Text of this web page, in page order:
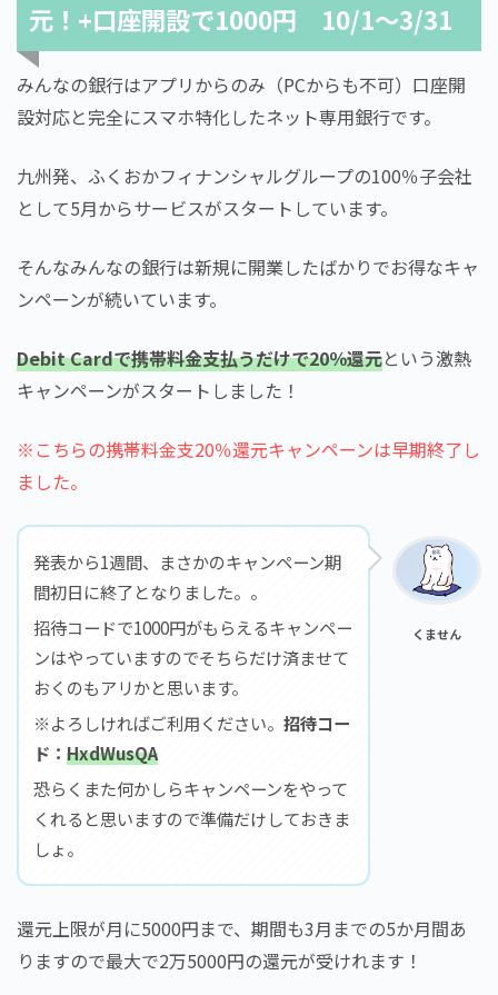
元！+口座開設で1000円 10/1～3/31
みんなの銀行はアプリからのみ（PCからも不可）口座開
設対応と完全にスマホ特化したネット専用銀行です。
九州発、ふくおかフィナンシャルグループの100％子会社
として5月からサービスがスタートしています。
そんなみんなの銀行は新規に開業したばかりでお得なキャ
ンペーンが続いています。
Debit Cardで携帯料金支払うだけで20％還元という激熱
キャンペーンがスタートしました！
※こちらの携帯料金支20％還元キャンペーンは早期終了し
ました。
発表から1週間、まさかのキャンペーン期
間初日に終了となりました。。
招待コードで1000円がもらえるキャンペー
ンはやっていますのでそちらだけ済ませて
おくのもアリかと思います。
※よろしければご利用ください。 招待コー
ド： HxdWusQA
恐らくまた何かしらキャンペーンをやって
くれると思いますので準備だけしておきま
しょ。
くません
還元上限が月に5000円まで、期間も3月までの5か月間あ
りますので最大で2万5000円の還元が受けれます！